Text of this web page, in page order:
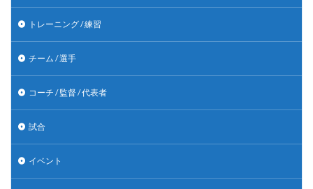
トレーニング / 練習
チーム / 選手
コーチ / 監督 / 代表者
試合
イベント